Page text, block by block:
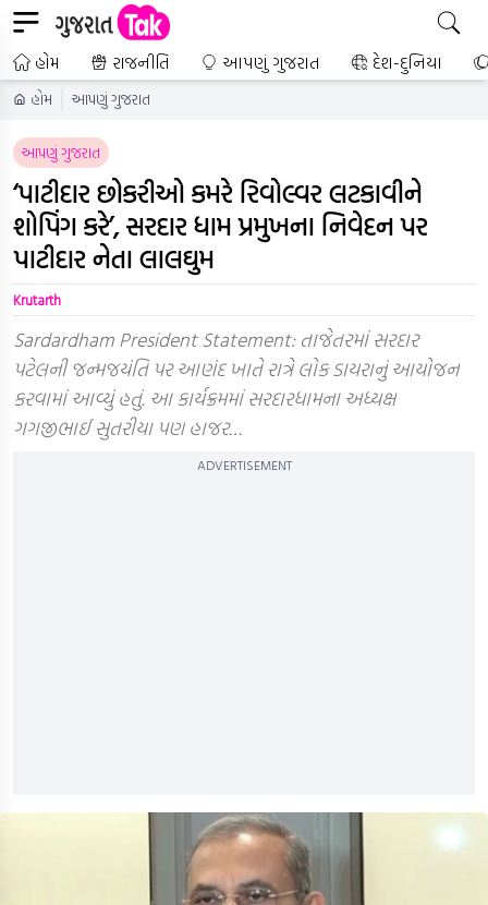
હોમ રાજનીતિ આપણું ગુજરાત દેશ-દુનિયા
હોમ આપણું ગુજરાત
આપણું ગુજરાત
‘પાટીદાર છોકરીઓ કમરે રિવોલ્વર લટકાવીને
શોપિંગ કરે’, સરદાર ધામ પ્રમુખના નિવેદન પર
પાટીદાર નેતા લાલઘુમ
Krutarth
Sardardham President Statement: તાજેતરમાં સરદાર
પટેલની જન્મજયંતિ પર આણંદ ખાતે રાત્રે લોક ડાયરાનું આયોજન
કરવામાં આવ્યું હતું. આ કાર્યક્રમમાં સરદારધામના અધ્યક્ષ
ગગજીભાઈ સુતરીયા પણ હાજર…
ADVERTISEMENT